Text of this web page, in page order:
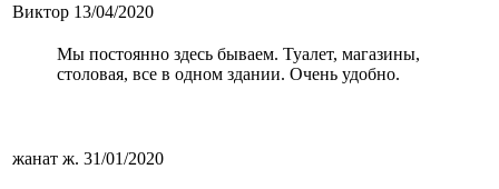
Виктор 13/04/2020
Мы постоянно здесь бываем. Туалет, магазины,
столовая, все в одном здании. Очень удобно.
жанат ж. 31/01/2020